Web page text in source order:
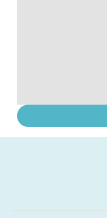
face : une douleur